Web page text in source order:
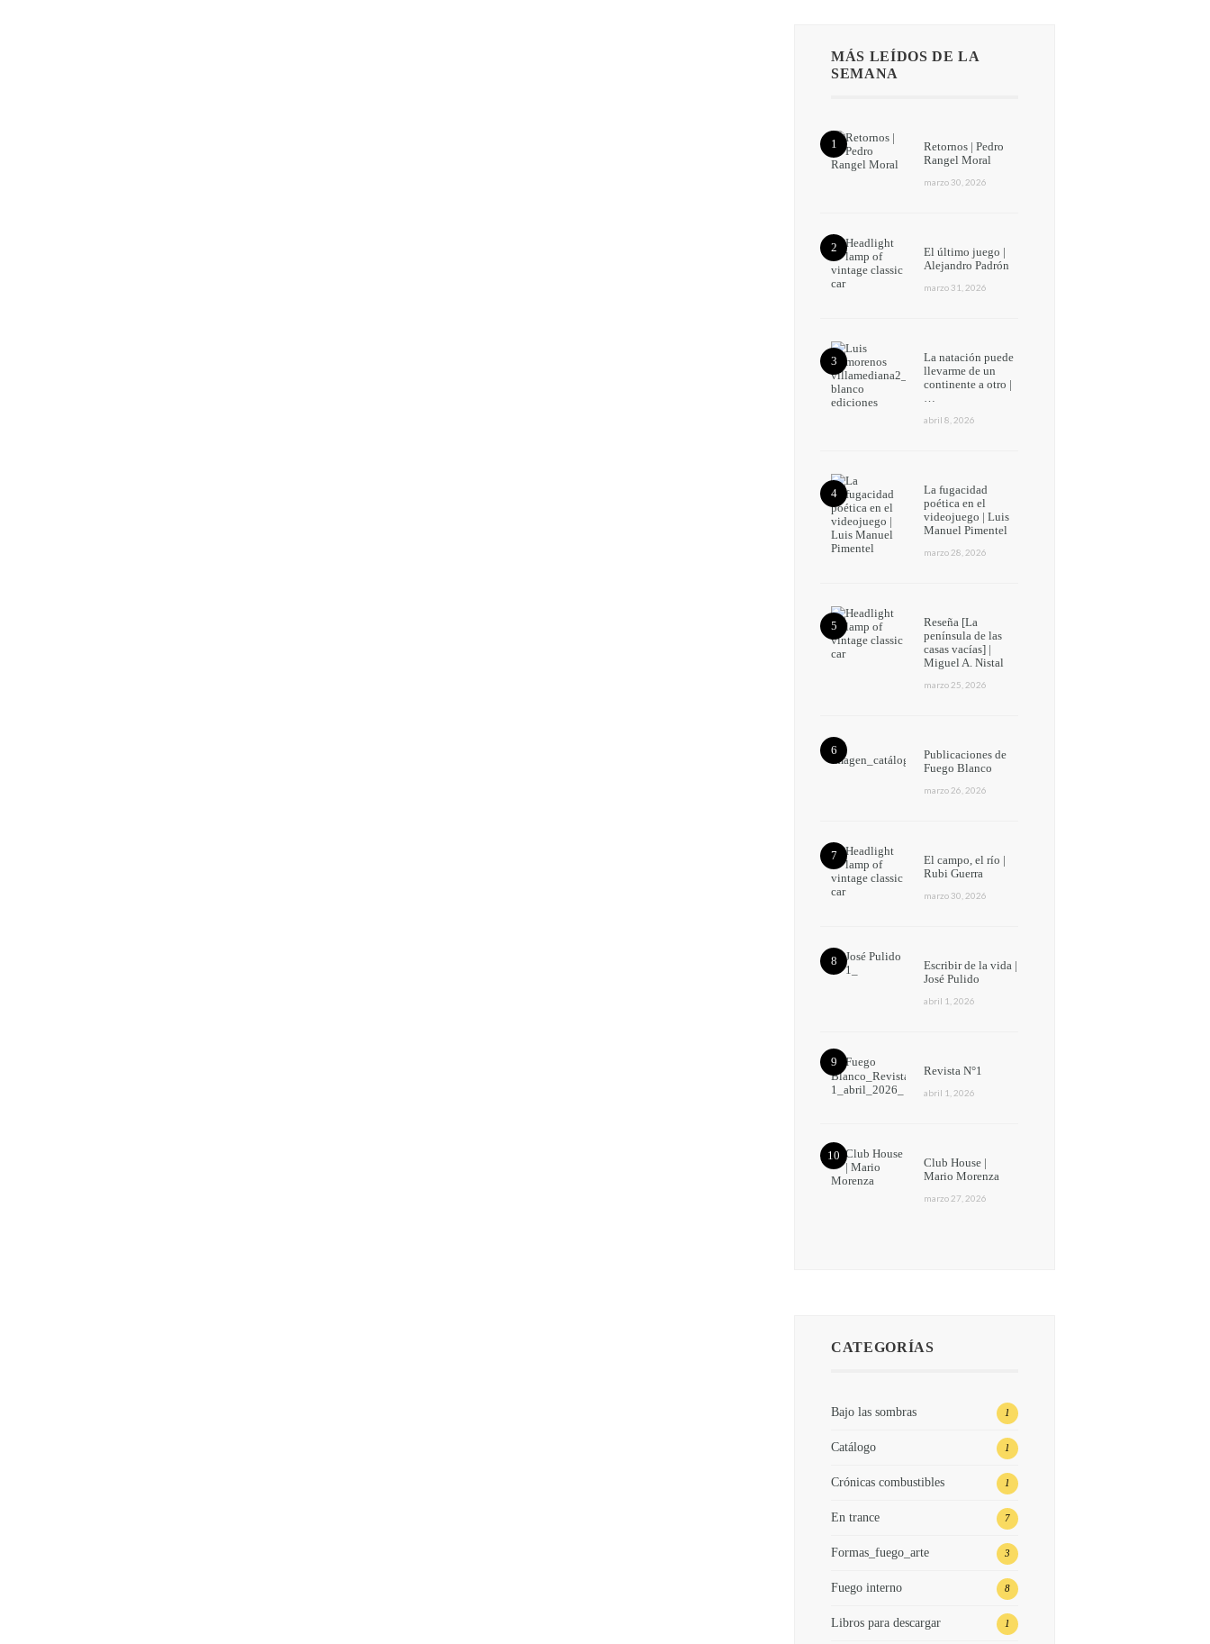
MÁS LEÍDOS DE LA
SEMANA
Retornos | Pedro
Rangel Moral
marzo 30, 2026
El último juego |
Alejandro Padrón
marzo 31, 2026
La natación puede
llevarme de un
continente a otro |
abril 8, 2026
La fugacidad
poética en el
videojuego | Luis
Manuel Pimentel
marzo 28, 2026
Reseña [La
península de las
casas vacías] |
Miguel A. Nistal
marzo 25, 2026
Publicaciones de
Fuego Blanco
marzo 26, 2026
El campo, el río |
Rubi Guerra
marzo 30, 2026
Escribir de la vida |
José Pulido
abril 1, 2026
Revista N°1
abril 1, 2026
Club House |
Mario Morenza
marzo 27, 2026
CATEGORÍAS
Bajo las sombras 1
Catálogo 1
Crónicas combustibles 1
En trance 7
Formas_fuego_arte 3
Fuego interno 8
Libros para descargar 1